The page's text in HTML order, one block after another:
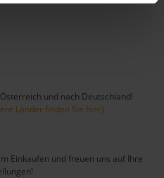
und nach Deutschland!
Länder finden Sie hier)
Einkaufen und freuen uns auf Ihre